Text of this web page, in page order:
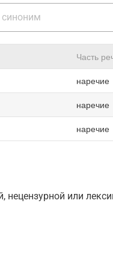
Часть
наречие
наречие
наречие
или